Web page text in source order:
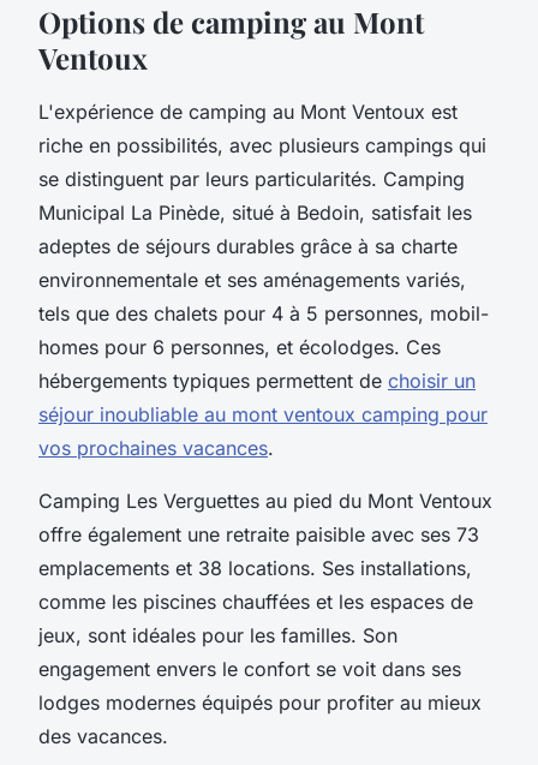
Options de camping au Mont
Ventoux
L'expérience de camping au Mont Ventoux est
riche en possibilités, avec plusieurs campings qui
se distinguent par leurs particularités. Camping
Municipal La Pinède, situé à Bedoin, satisfait les
adeptes de séjours durables grâce à sa charte
environnementale et ses aménagements variés,
tels que des chalets pour 4 à 5 personnes, mobil-
homes pour 6 personnes, et écolodges. Ces
hébergements typiques permettent de choisir un
séjour inoubliable au mont ventoux camping pour
vos prochaines vacances.
Camping Les Verguettes au pied du Mont Ventoux
offre également une retraite paisible avec ses 73
emplacements et 38 locations. Ses installations,
comme les piscines chauffées et les espaces de
jeux, sont idéales pour les familles. Son
engagement envers le confort se voit dans ses
lodges modernes équipés pour profiter au mieux
des vacances.